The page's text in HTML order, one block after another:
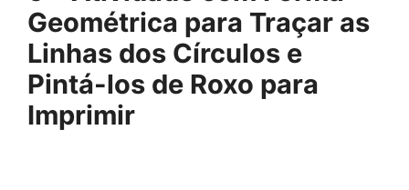
Geométrica para Traçar as
Linhas dos Círculos e
Pintá-los de Roxo para
Imprimir